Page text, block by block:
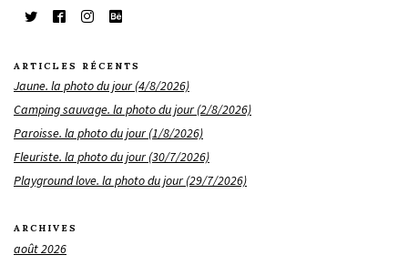
ARTICLES RÉCENTS
Jaune. la photo du jour (4/8/2026)
Camping sauvage. la photo du jour (2/8/2026)
Paroisse. la photo du jour (1/8/2026)
Fleuriste. la photo du jour (30/7/2026)
Playground love. la photo du jour (29/7/2026)
ARCHIVES
août 2026